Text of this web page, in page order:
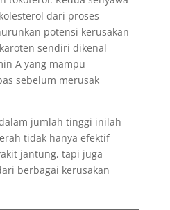
dari proses
potensi kerusakan
sendiri dikenal
A yang mampu
sebelum merusak
jumlah tinggi inilah
tidak hanya efektif
jantung, tapi juga
berbagai kerusakan